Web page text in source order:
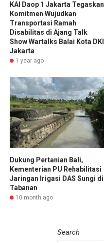
KAI Daop 1 Jakarta Tegaskan
Komitmen Wujudkan
Transportasi Ramah
Disabilitas di Ajang Talk
Show Wartalks Balai Kota DKI
Jakarta
1 year ago
Dukung Pertanian Bali,
Kementerian PU Rehabilitasi
Jaringan Irigasi DAS Sungi di
Tabanan
10 month ago
Search